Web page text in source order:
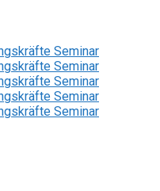
Seminar
Seminar
Seminar
Seminar
Seminar